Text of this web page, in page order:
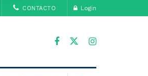
CONTACTO Login